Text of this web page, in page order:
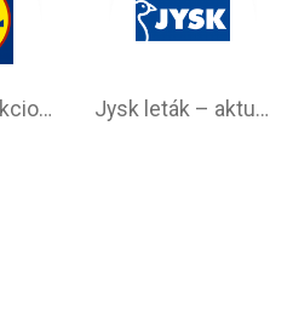
Lidl leták –⁠ akciová ponuka Jysk leták – aktuálna ponuka